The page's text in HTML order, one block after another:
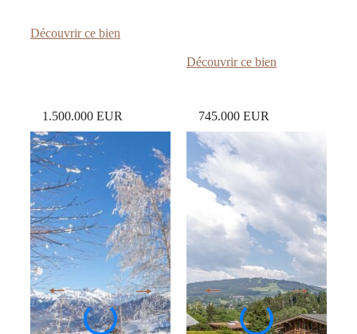
Découvrir ce bien
CONSTRUCTIBLE
–
PROCHE
VILLAGE
Découvrir ce bien
1.500.000 EUR 745.000 EUR